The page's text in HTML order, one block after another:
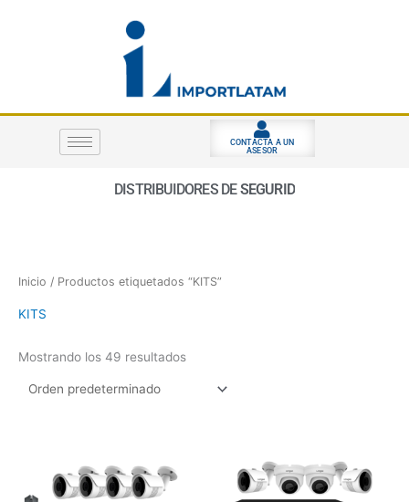
CONTACTA A UN
ASESOR
DISTRIBUIDORES DESEGURIDAD
Inicio / Productos etiquetados “KITS”
KITS
Mostrando los 49 resultados